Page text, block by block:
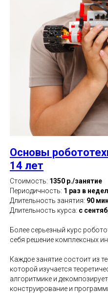
Основы
14 лет
Стоимость: 1350 р./занятие
Периодичность: 1 раз в
Длительность занятия: 90
Длительность курса: с
Более серьезный курс
себя решение комплексных
Каждое занятие состоит из
которой изучается
алгоритмике и
конструирование и